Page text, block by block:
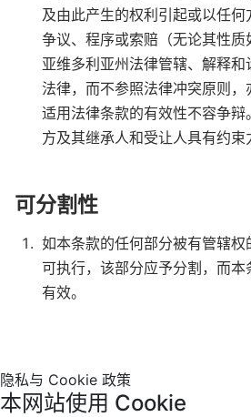
及由此产生的权利引起或以任何
争议、程序或索赔（无论其性
亚维多利亚州法律管辖、解释
法律，而不参照法律冲突原则
适用法律条款的有效性不容争
方及其继承人和受让人具有约束
可分割性
如本条款的任何部分被有管辖
可执行，该部分应予分割，而
有效。
隐私与 Cookie 政策
本网站使用 Cookie